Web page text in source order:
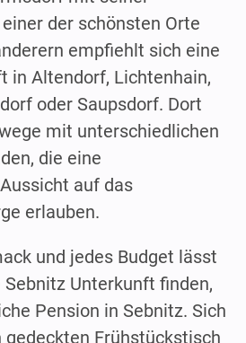
der schönsten Orte
empfiehlt sich eine
in Altendorf, Lichtenhain,
oder Saupsdorf. Dort
mit unterschiedlichen
die eine
auf das
erlauben.
und jedes Budget lässt
Unterkunft finden,
Pension in Sebnitz. Sich
gedeckten Frühstückstisch